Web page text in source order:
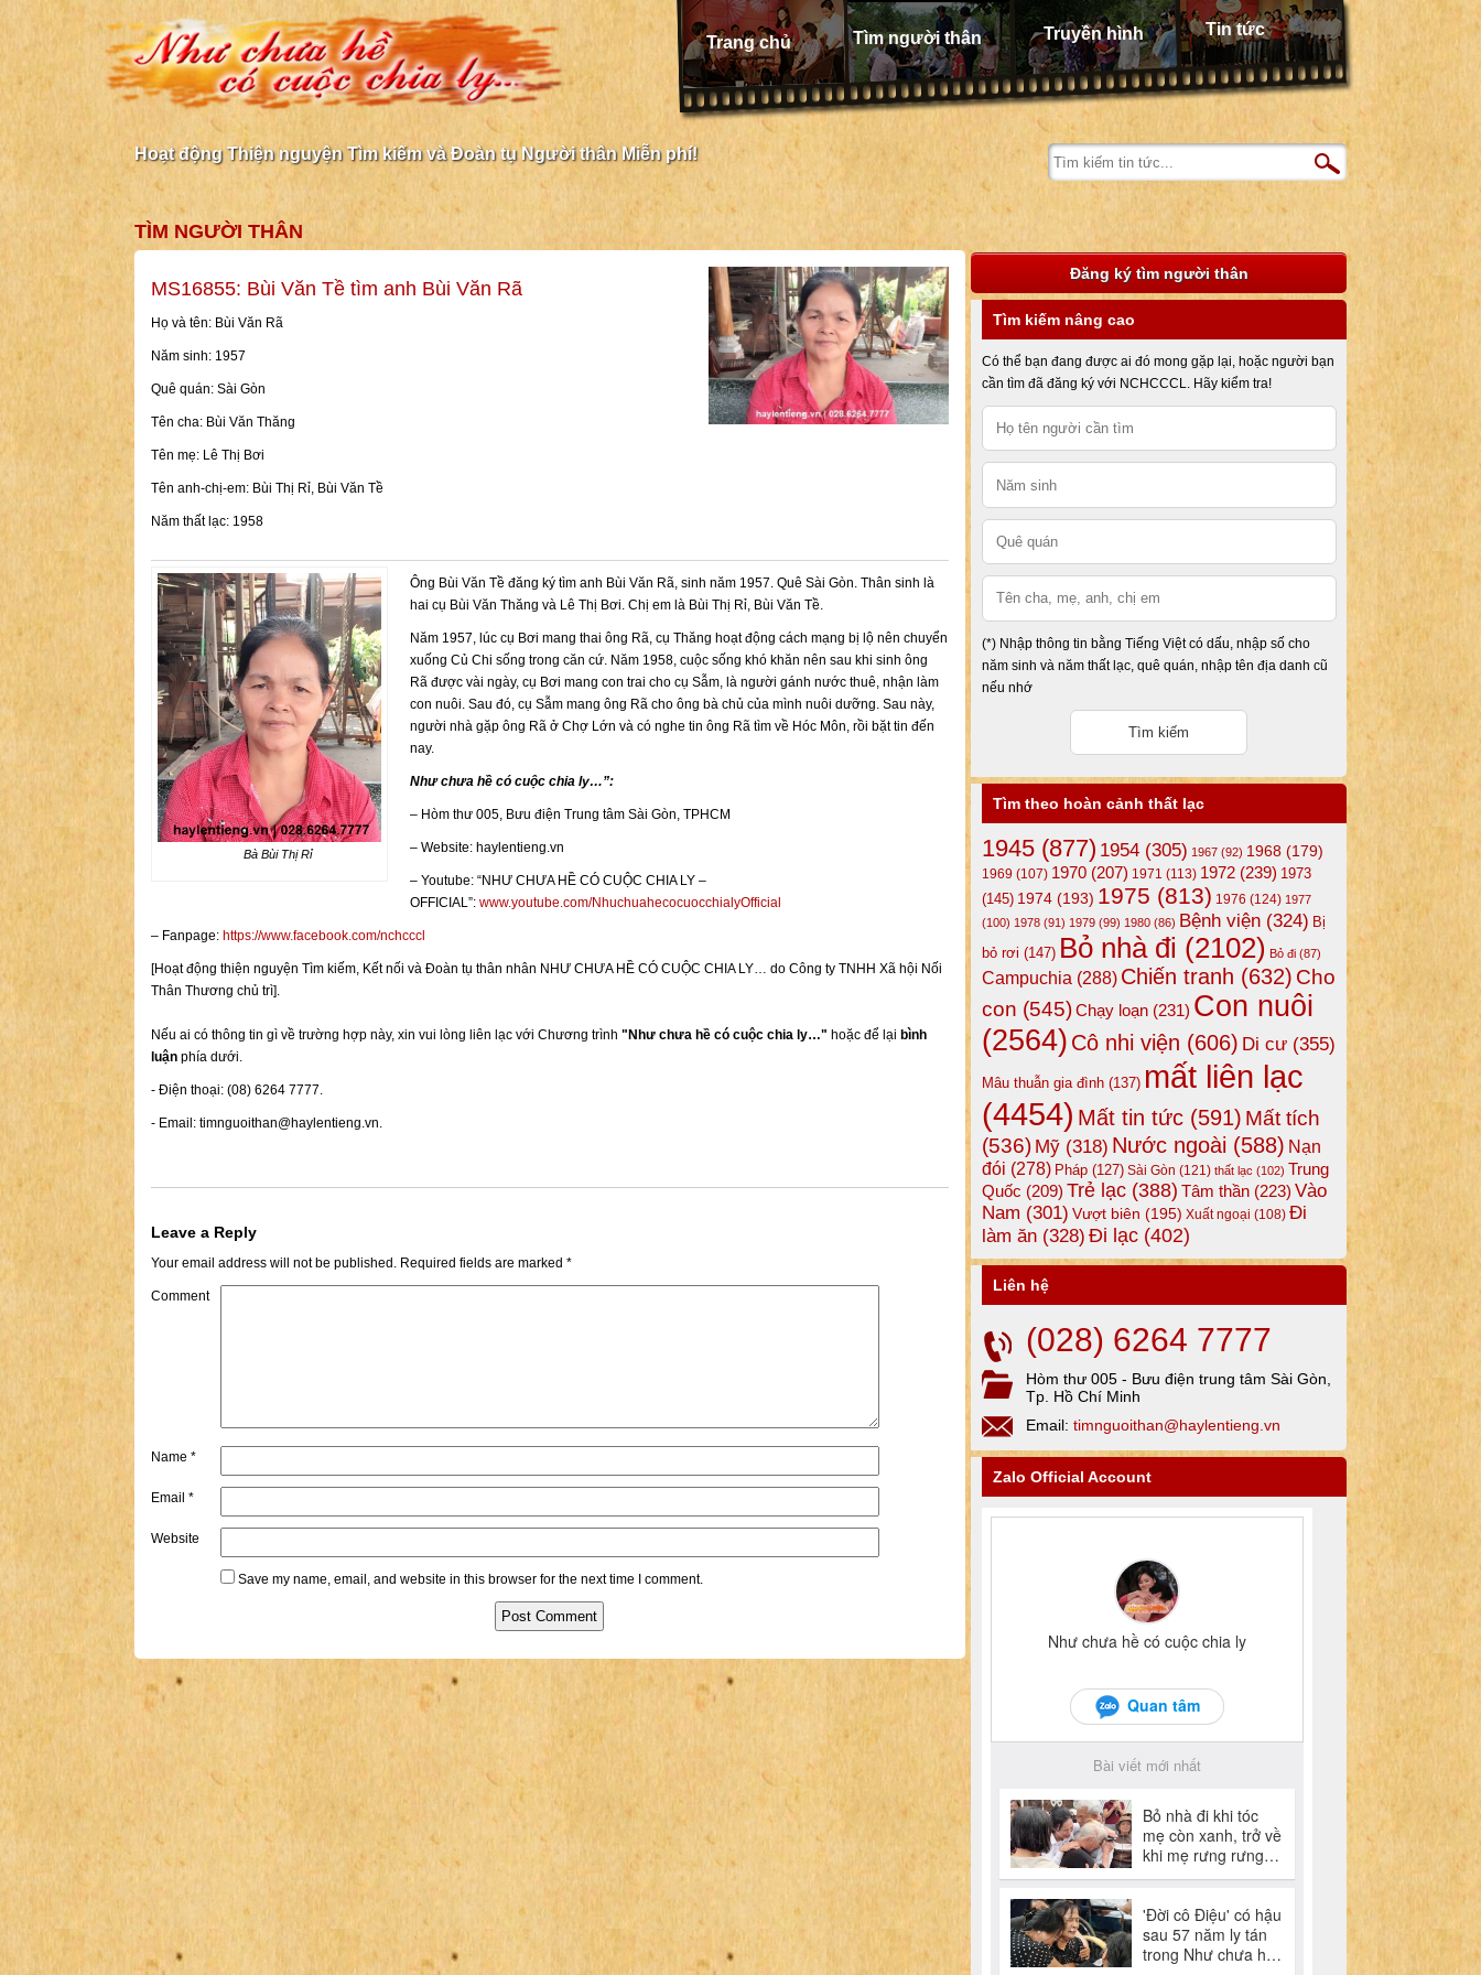
Trang chủ Tìm người thân Truyền hình Tin tức
Hoạt động Thiện nguyện Tìm kiếm và Đoàn tụ Người thân Miễn phí!
TÌM NGƯỜI THÂN
MS16855: Bùi Văn Tề tìm anh Bùi Văn Rã
Họ và tên: Bùi Văn Rã
Năm sinh: 1957
Quê quán: Sài Gòn
Tên cha: Bùi Văn Thăng
Tên mẹ: Lê Thị Bơi
Tên anh-chị-em: Bùi Thị Rỉ, Bùi Văn Tề
Năm thất lạc: 1958
Bà Bùi Thị Rỉ
Ông Bùi Văn Tề đăng ký tìm anh Bùi Văn Rã, sinh năm 1957. Quê Sài Gòn. Thân sinh là
hai cụ Bùi Văn Thăng và Lê Thị Bơi. Chị em là Bùi Thị Rỉ, Bùi Văn Tề.
Năm 1957, lúc cụ Bơi mang thai ông Rã, cụ Thăng hoạt động cách mạng bị lộ nên chuyển
xuống Củ Chi sống trong căn cứ. Năm 1958, cuộc sống khó khăn nên sau khi sinh ông
Rã được vài ngày, cụ Bơi mang con trai cho cụ Sẫm, là người gánh nước thuê, nhận làm
con nuôi. Sau đó, cụ Sẫm mang ông Rã cho ông bà chủ của mình nuôi dưỡng. Sau này,
người nhà gặp ông Rã ở Chợ Lớn và có nghe tin ông Rã tìm về Hóc Môn, rồi bặt tin đến
nay.
Như chưa hề có cuộc chia ly…”:
– Hòm thư 005, Bưu điện Trung tâm Sài Gòn, TPHCM
– Website: haylentieng.vn
– Youtube: “NHƯ CHƯA HỀ CÓ CUỘC CHIA LY –
OFFICIAL”: www.youtube.com/NhuchuahecocuocchialyOfficial
– Fanpage: https://www.facebook.com/nchcccl
[Hoạt động thiện nguyện Tìm kiếm, Kết nối và Đoàn tụ thân nhân NHƯ CHƯA HỀ CÓ CUỘC CHIA LY… do Công ty TNHH Xã hội Nối
Thân Thương chủ trì].
Nếu ai có thông tin gì về trường hợp này, xin vui lòng liên lạc với Chương trình "Như chưa hề có cuộc chia ly…" hoặc để lại bình
luận phía dưới.
- Điện thoại: (08) 6264 7777.
- Email: timnguoithan@haylentieng.vn.
Leave a Reply
Your email address will not be published. Required fields are marked *
Comment
Name *
Email *
Website
Save my name, email, and website in this browser for the next time I comment.
Đăng ký tìm người thân
Tìm kiếm nâng cao
Có thể bạn đang được ai đó mong gặp lại, hoặc người bạn
cần tìm đã đăng ký với NCHCCCL. Hãy kiểm tra!
(*) Nhập thông tin bằng Tiếng Việt có dấu, nhập số cho
năm sinh và năm thất lạc, quê quán, nhập tên địa danh cũ
nếu nhớ
Tìm theo hoàn cảnh thất lạc
1945 (877) 1954 (305) 1967 (92) 1968 (179)
1969 (107) 1970 (207) 1971 (113) 1972 (239) 1973
(145) 1974 (193) 1975 (813) 1976 (124) 1977
(100) 1978 (91) 1979 (99) 1980 (86) Bệnh viện (324) Bị
bỏ rơi (147) Bỏ nhà đi (2102) Bỏ đi (87)
Campuchia (288) Chiến tranh (632) Cho
con (545)Chạy loạn (231) Con nuôi
(2564) Cô nhi viện (606) Di cư (355)
Mâu thuẫn gia đình (137) mất liên lạc
(4454) Mất tin tức (591) Mất tích
(536) Mỹ (318) Nước ngoài (588) Nạn
đói (278) Pháp (127) Sài Gòn (121) thất lạc (102) Trung
Quốc (209) Trẻ lạc (388) Tâm thần (223) Vào
Nam (301) Vượt biên (195) Xuất ngoại (108) Đi
làm ăn (328) Đi lạc (402)
Liên hệ
(028) 6264 7777
Hòm thư 005 - Bưu điện trung tâm Sài Gòn,
Tp. Hồ Chí Minh
Email: timnguoithan@haylentieng.vn
Zalo Official Account